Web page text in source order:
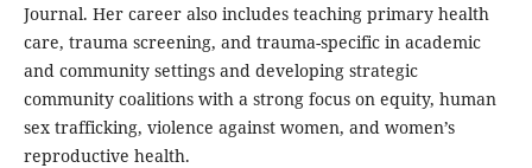
Journal. Her career also includes teaching primary health
care, trauma screening, and trauma-specific in academic
and community settings and developing strategic
community coalitions with a strong focus on equity, human
sex trafficking, violence against women, and women’s
reproductive health.